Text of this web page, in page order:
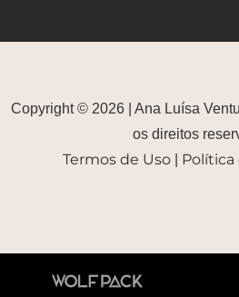
Copyright © 2026 | Ana Luísa
os direitos
Termos de Uso| Política